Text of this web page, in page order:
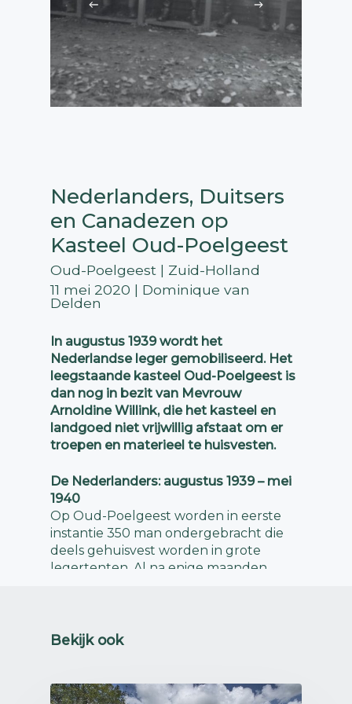
Nederlanders, Duitsers
en Canadezen op
Kasteel Oud-Poelgeest
Oud-Poelgeest | Zuid-Holland
11 mei 2020 | Dominique van
Delden
In augustus 1939 wordt het
Nederlandse leger gemobiliseerd. Het
leegstaande kasteel Oud-Poelgeest is
dan nog in bezit van Mevrouw
Arnoldine Willink, die het kasteel en
landgoed niet vrijwillig afstaat om er
troepen en materieel te huisvesten.
De Nederlanders: augustus 1939 – mei
1940
Op Oud-Poelgeest worden in eerste
instantie 350 man ondergebracht die
deels gehuisvest worden in grote
legertenten. Al na enige maanden
Oegstgeest.
Bekijk ook